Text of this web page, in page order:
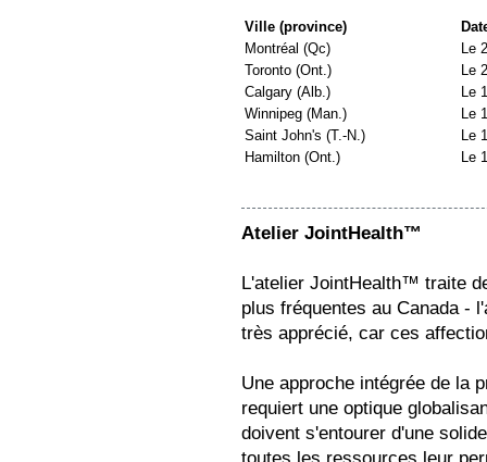
Ville (province)
Montréal (Qc)
Toronto (Ont.)
Calgary (Alb.)
Winnipeg (Man.)
Saint John's (T.-N.)
Hamilton (Ont.)
Le
Le
Le
Le
Le
Le
Atelier JointHealth™
L'atelier JointHealth™ traite
plus fréquentes au Canada -
très apprécié, car ces
Une approche intégrée de la
requiert une optique
doivent s'entourer d'une